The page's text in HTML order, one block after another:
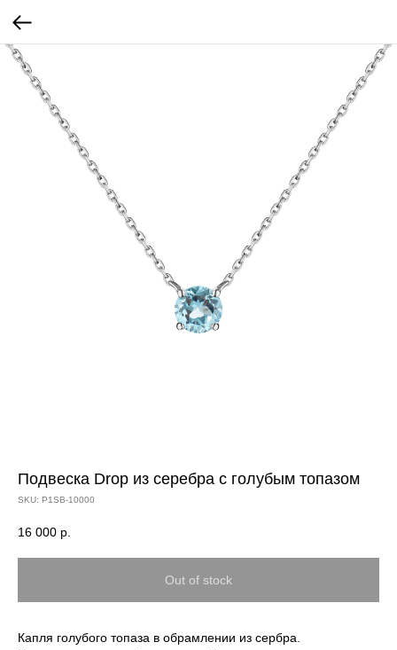
Подвеска Drop из серебра с голубым топазом
SKU: P1SB-10000
16 000 р.
Out of stock
Капля голубого топаза в обрамлении из сербра.